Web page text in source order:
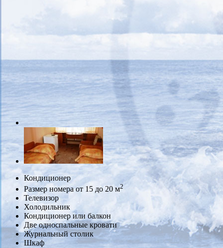
Кондиционер
Размер номера от 15 до 20 м2
Телевизор
Холодильник
Кондиционер или балкон
Две односпальные кровати
Журнальный столик
Шкаф